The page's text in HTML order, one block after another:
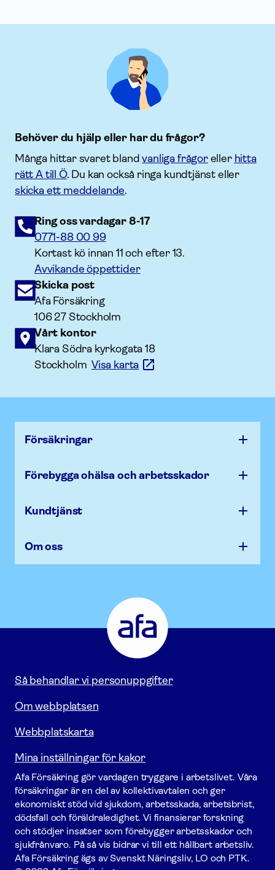
Behöver du hjälp eller har du frågor?
Många hittar svaret blandvanliga frågoreller hitta
rätt A till Ö. Du kan också ringa kundtjänst eller
skicka ett meddelande.
Ring oss vardagar 8-17
0771-88 00 99
Kortast kö innan 11 och efter 13.
Avvikande öppettider
Skicka post
Afa Försäkring
106 27 Stockholm
Vårt kontor
Klara Södra kyrkogata 18
StockholmVisa karta
Försäk­ringar
Förebygga ohälsa och arbets­skador
Kundtjänst
Om oss
Försäkring
Gå
till
startsidan
Så behandlar vi personuppgifter
Om webbplatsen
Webbplatskarta
Mina inställningar för kakor
Afa För­säkring gör vardagen tryggare i arbetslivet. Våra
försäk­ringar är en del av kollektivavtalen och ger
ekonomiskt stöd vid sjukdom, arbetsskada, arbetsbrist,
dödsfall och föräldraledighet. Vi finansierar forskning
och stödjer insatser som förebygger arbets­skador och
sjukfrånvaro. På så vis bidrar vi till ett hållbart arbetsliv.
Afa För­säkring ägs av Svenskt Näringsliv, LO och PTK.